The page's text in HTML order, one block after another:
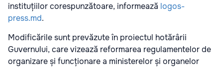
instituțiilor corespunzătoare, informează logos-
press.md.
Modificările sunt prevăzute în proiectul hotărârii
Guvernului, care vizează reformarea regulamentelor de
organizare și funcționare a ministerelor și organelor